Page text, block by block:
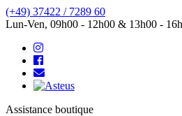
(+49) 37422 / 7289 60
Lun-Ven, 09h00 - 12h00 & 13h00 -
Assistance boutique